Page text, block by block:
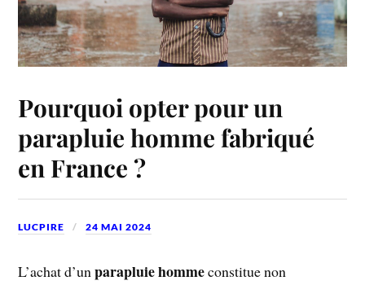
Pourquoi opter pour un
parapluie homme fabriqué
en France ?
LUCPIRE 24 MAI 2024
L’achat d’unparapluie hommeconstitue non